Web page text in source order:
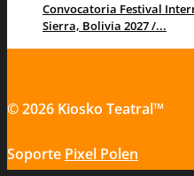
Convocatoria Festival
Sierra, Bolivia 2027 /...
© 2026 Kiosko Teatral™
Soporte Pixel Polen